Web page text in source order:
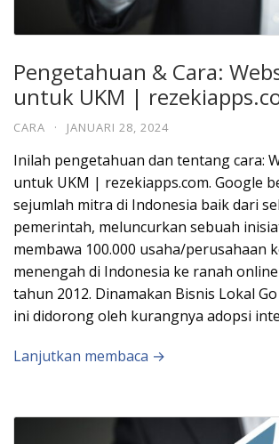
Pengetahuan & Cara:
untuk UKM |
CARA · JANUARI 28, 2024
Inilah pengetahuan dan tentang cara:
untuk UKM | rezekiapps.com. Google
sejumlah mitra di Indonesia baik dari
pemerintah, meluncurkan sebuah
membawa 100.000 usaha/perusahaan
menengah di Indonesia ke ranah
tahun 2012. Dinamakan Bisnis Lokal
ini didorong oleh kurangnya adopsi
Lanjutkan membaca →